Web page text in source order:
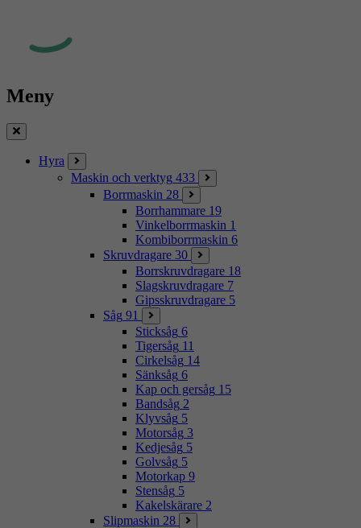
Meny
Stäng
Hyra
Maskin och verktyg 433
Borrmaskin 28
Borrhammare 19
Vinkelborrmaskin 1
Kombiborrmaskin 6
Skruvdragare 30
Borrskruvdragare 18
Slagskruvdragare 7
Gipsskruvdragare 5
Såg 91
Sticksåg 6
Tigersåg 11
Cirkelsåg 14
Sänksåg 6
Kap och gersåg 15
Bandsåg 2
Klyvsåg 5
Motorsåg 3
Kedjesåg 5
Golvsåg 5
Motorkap 9
Stensåg 5
Kakelskärare 2
Slipmaskin 28